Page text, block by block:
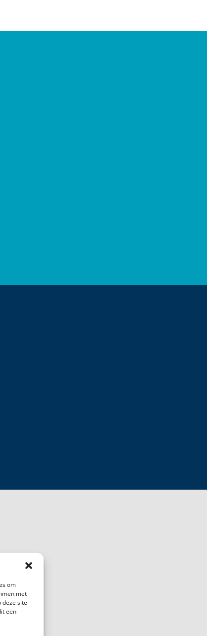
om
met
deze site
een